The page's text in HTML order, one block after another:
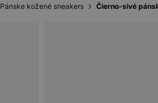
Pánske kožené sneakers Čierno-sivé